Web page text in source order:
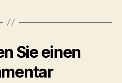
Sie einen